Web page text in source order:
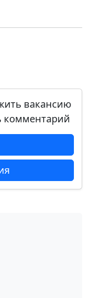
вакансию
комментарий